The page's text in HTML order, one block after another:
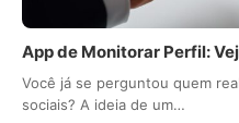
App de Monitorar Perfil:
Você já se perguntou quem
sociais? A ideia de um…